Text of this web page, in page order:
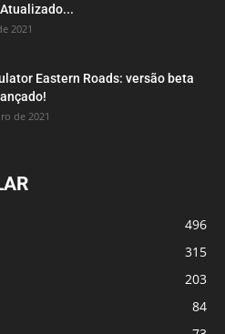
2021
Eastern Roads: versão beta
de 2021
496
315
203
84